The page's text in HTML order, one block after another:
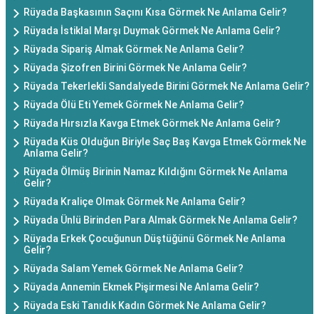
Rüyada Başkasının Saçını Kısa Görmek Ne Anlama Gelir?
Rüyada İstiklal Marşı Duymak Görmek Ne Anlama Gelir?
Rüyada Sipariş Almak Görmek Ne Anlama Gelir?
Rüyada Şizofren Birini Görmek Ne Anlama Gelir?
Rüyada Tekerlekli Sandalyede Birini Görmek Ne Anlama Gelir?
Rüyada Ölü Eti Yemek Görmek Ne Anlama Gelir?
Rüyada Hırsızla Kavga Etmek Görmek Ne Anlama Gelir?
Rüyada Küs Olduğun Biriyle Saç Baş Kavga Etmek Görmek Ne
Anlama Gelir?
Rüyada Ölmüş Birinin Namaz Kıldığını Görmek Ne Anlama
Gelir?
Rüyada Kraliçe Olmak Görmek Ne Anlama Gelir?
Rüyada Ünlü Birinden Para Almak Görmek Ne Anlama Gelir?
Rüyada Erkek Çocuğunun Düştüğünü Görmek Ne Anlama
Gelir?
Rüyada Salam Yemek Görmek Ne Anlama Gelir?
Rüyada Annemin Ekmek Pişirmesi Ne Anlama Gelir?
Rüyada Eski Tanıdık Kadın Görmek Ne Anlama Gelir?